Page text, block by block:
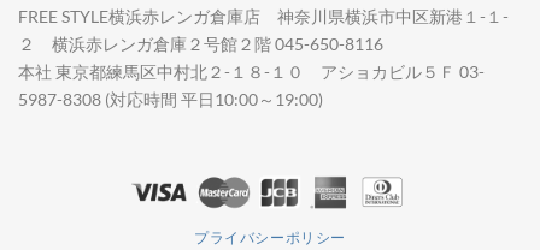
FREE STYLE横浜赤レンガ倉庫店 神奈川県横浜市中区新港１-１-
２ 横浜赤レンガ倉庫２号館２階 045-650-8116
本社 東京都練馬区中村北２-１８-１０ アショカビル５Ｆ 03-
5987-8308 (対応時間 平日10:00～19:00)
プライバシーポリシー